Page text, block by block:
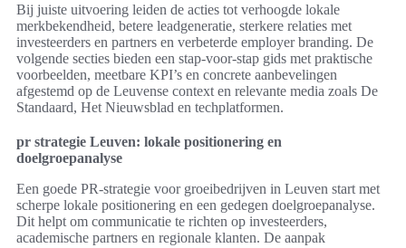
Bij juiste uitvoering leiden de acties tot verhoogde lokale
merkbekendheid, betere leadgeneratie, sterkere relaties met
investeerders en partners en verbeterde employer branding. De
volgende secties bieden een stap-voor-stap gids met praktische
voorbeelden, meetbare KPI’s en concrete aanbevelingen
afgestemd op de Leuvense context en relevante media zoals De
Standaard, Het Nieuwsblad en techplatformen.
pr strategie Leuven: lokale positionering en
doelgroepanalyse
Een goede PR-strategie voor groeibedrijven in Leuven start met
scherpe lokale positionering en een gedegen doelgroepanalyse.
Dit helpt om communicatie te richten op investeerders,
academische partners en regionale klanten. De aanpak